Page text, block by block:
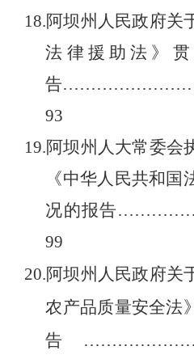
18.阿坝州人民政府关
法律援助法》
告
93
19.阿坝州人大常委会
《中华人民共和
况的报告
99
20.阿坝州人民政府关
农产品质量安全法
告